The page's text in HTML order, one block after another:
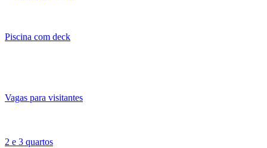
Piscina com deck
Vagas para visitantes
2 e 3 quartos